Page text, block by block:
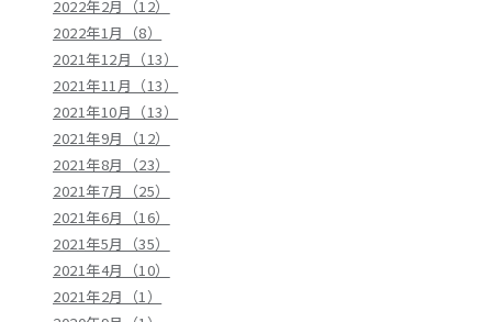
2022年2月（12）
2022年1月（8）
2021年12月（13）
2021年11月（13）
2021年10月（13）
2021年9月（12）
2021年8月（23）
2021年7月（25）
2021年6月（16）
2021年5月（35）
2021年4月（10）
2021年2月（1）